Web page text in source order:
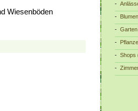
Wiesenböden
Blumen
Garten
Shops